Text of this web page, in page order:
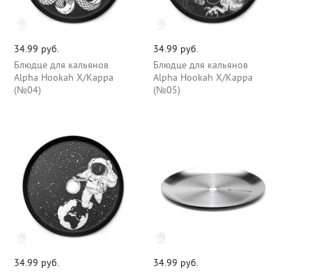
34.99 руб.
Блюдце для кальянов
Alpha Hookah Х/Карра
(№04)
34.99 руб.
Блюдце для кальянов
Alpha Hookah Х/Карра
(№05)
34.99 руб.
34.99 руб.